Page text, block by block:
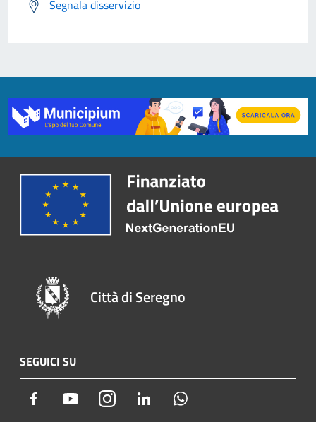
Segnala disservizio
Città di Seregno
SEGUICI SU
Facebook YoutubeInstagram LinkedIn